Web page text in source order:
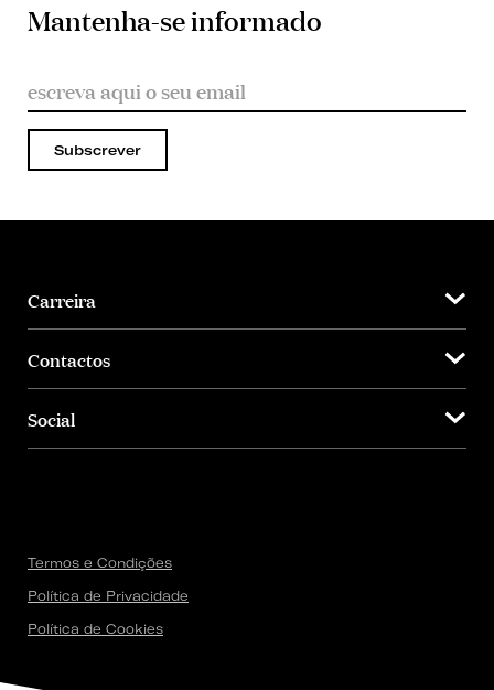
Mantenha-se informado
Subscrever
Carreira
Contactos
Social
Termos e Condições
Política de Privacidade
Política de Cookies